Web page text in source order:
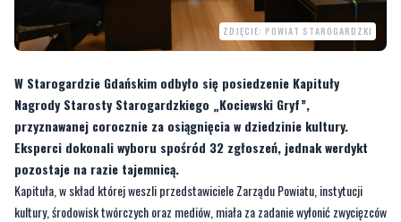
ZDJĘCIE: POWIAT STAROGARDZKI
W Starogardzie Gdańskim odbyło się posiedzenie Kapituły
Nagrody Starosty Starogardzkiego „Kociewski Gryf”,
przyznawanej corocznie za osiągnięcia w dziedzinie kultury.
Eksperci dokonali wyboru spośród 32 zgłoszeń, jednak werdykt
pozostaje na razie tajemnicą.
Kapituła, w skład której weszli przedstawiciele Zarządu Powiatu, instytucji
kultury, środowisk twórczych oraz mediów, miała za zadanie wyłonić zwycięzców